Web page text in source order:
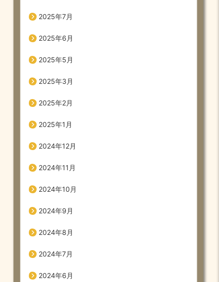
2025年7月
2025年6月
2025年5月
2025年3月
2025年2月
2025年1月
2024年12月
2024年11月
2024年10月
2024年9月
2024年8月
2024年7月
2024年6月